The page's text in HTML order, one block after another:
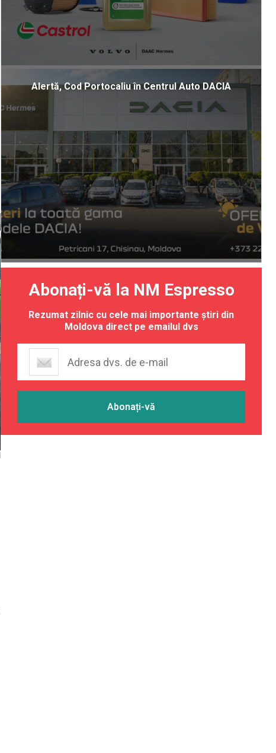
Alertă, Cod Portocaliu în Centrul Auto DACIA
Abonați-vă la NM Espresso
Rezumat zilnic cu cele mai importante știri din
Moldova direct pe emailul dvs